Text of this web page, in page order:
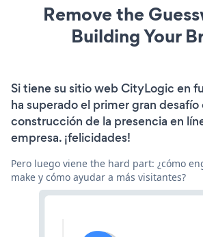
Remove the
Building Your
Si tiene su sitio web CityLogic en
ha superado el primer gran desafío
construcción de la presencia en
empresa. ¡felicidades!
Pero luego viene the hard part: ¿cómo
make y cómo ayudar a más visitantes?